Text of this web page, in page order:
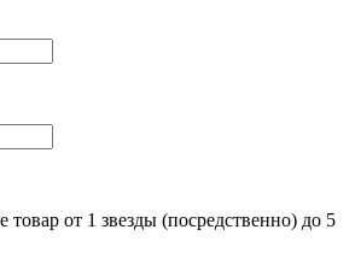
товар от 1 звезды (посредственно) до 5